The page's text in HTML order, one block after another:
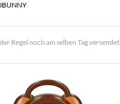
Regel noch am selben Tag versendet